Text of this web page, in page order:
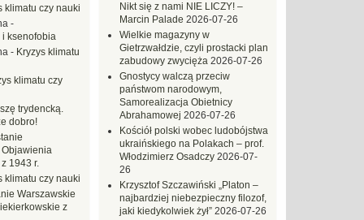
Nikt się z nami NIE LICZY! –
Marcin Palade 2026-07-26
Wielkie magazyny w
Gietrzwałdzie, czyli prostacki plan
zabudowy zwycięża 2026-07-26
Gnostycy walczą przeciw
państwom narodowym,
Samorealizacja Obietnicy
Abrahamowej 2026-07-26
Kościół polski wobec ludobójstwa
ukraińskiego na Polakach – prof.
Włodzimierz Osadczy 2026-07-
26
Krzysztof Szczawiński „Platon –
najbardziej niebezpieczny filozof,
jaki kiedykolwiek żył” 2026-07-26
klimatu czy nauki
-
ksenofobia
- Kryzys klimatu
klimatu czy
trydencką.
dobro!
1943 r.
klimatu czy nauki
Warszawskie
z